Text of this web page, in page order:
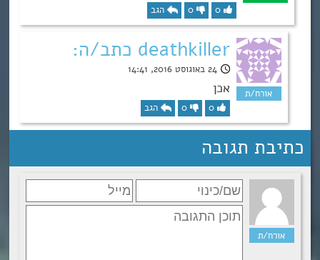
0
0 הגב
deathkiller כתב/ה:
24 באוגוסט 2016, 14:41
אכן
0
0 הגב
כתיבת תגובה